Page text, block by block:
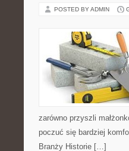
POSTED BY ADMIN
zarówno przyszli
poczuć się bardziej
Branży Historie […]